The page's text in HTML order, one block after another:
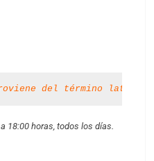
del término latino
18:00 horas, todos los días.